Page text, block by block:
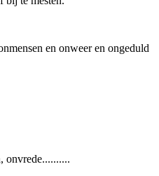
en onweer en ongeduld
onvrede..........